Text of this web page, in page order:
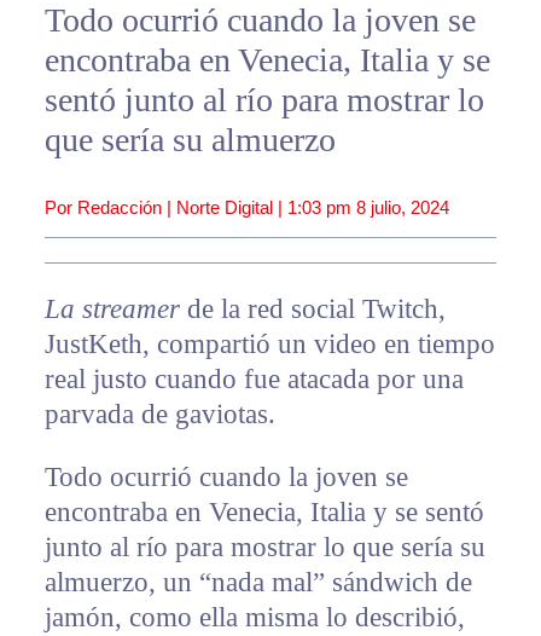
Todo ocurrió cuando la joven se
encontraba en Venecia, Italia y se
sentó junto al río para mostrar lo
que sería su almuerzo
Por Redacción | Norte Digital | 1:03 pm 8 julio, 2024
La streamerde la red social Twitch,
JustKeth, compartió un video en tiempo
real justo cuando fue atacada por una
parvada de gaviotas.
Todo ocurrió cuando la joven se
encontraba en Venecia, Italia y se sentó
junto al río para mostrar lo que sería su
almuerzo, un “nada mal” sándwich de
jamón, como ella misma lo describió,